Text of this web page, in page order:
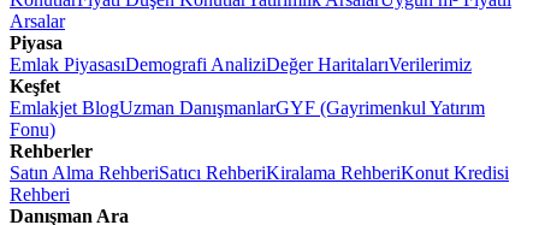
Arsalar
Piyasa
Emlak PiyasasıDemografi AnaliziDeğer HaritalarıVerilerimiz
Keşfet
Emlakjet BlogUzman DanışmanlarGYF (Gayrimenkul Yatırım
Fonu)
Rehberler
Satın Alma RehberiSatıcı RehberiKiralama RehberiKonut Kredisi
Rehberi
Danışman Ara